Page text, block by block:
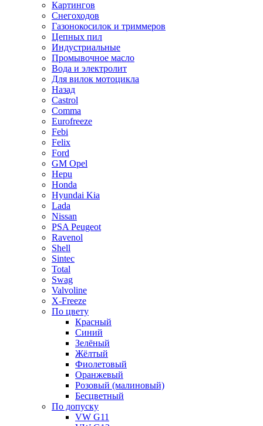
Картингов
Снегоходов
Газонокосилок и триммеров
Цепных пил
Индустриальные
Промывочное масло
Вода и электролит
Для вилок мотоцикла
Назад
Castrol
Comma
Eurofreeze
Febi
Felix
Ford
GM Opel
Hepu
Honda
Hyundai Kia
Lada
Nissan
PSA Peugeot
Ravenol
Shell
Sintec
Total
Swag
Valvoline
X-Freeze
По цвету
Красный
Синий
Зелёный
Жёлтый
Фиолетовый
Оранжевый
Розовый (малиновый)
Бесцветный
По допуску
VW G11